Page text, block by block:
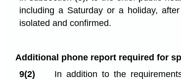
including a Saturday or a holiday,
isolated and confirmed.
Additional phone report required for
9(2)
In addition to the